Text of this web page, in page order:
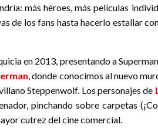
más héroes, más películas
de los fans hasta hacerlo estallar
en 2013, presentando a
, donde conocimos al nuevo
Steppenwolf. Los personajes de
pinchando sobre carpetas
cutrez del cine comercial.